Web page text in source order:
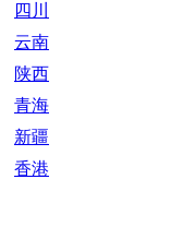
四川
云南
陕西
青海
新疆
香港